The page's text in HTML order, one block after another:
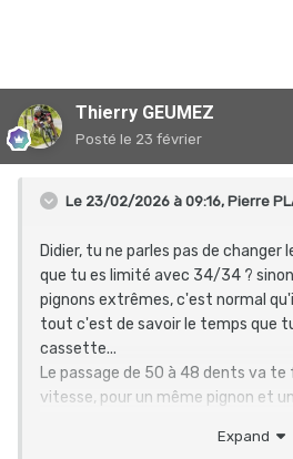
Thierry GEUMEZ
Posté le 23 février
Le 23/02/2026 à 09:16, Pierre
Didier, tu ne parles pas de
que tu es limité avec 34/34 ?
pignons extrêmes, c'est normal
tout c'est de savoir le temps que
cassette...
Le passage de 50 à 48 dents va
vitesse, pour un même pignon et
L'absence de cassette quiExpand